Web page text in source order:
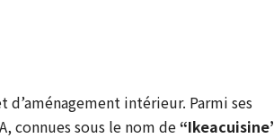
intérieur. Parmi ses
connues sous le nom de